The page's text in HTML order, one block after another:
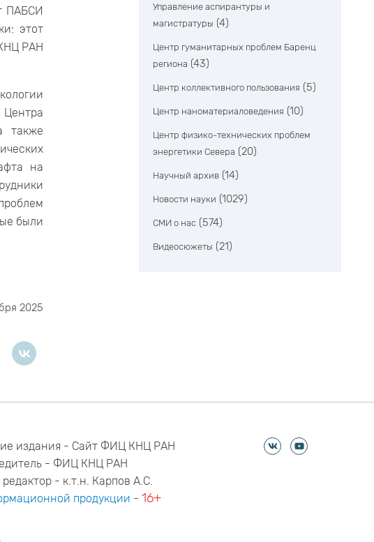
ПАБСИ
этот
РАН
также
на
были
2025
Управление аспирантуры и
магистратуры (4)
Центр гуманитарных проблем Баренц
региона (43)
Центр коллективного пользования (5)
Центр наноматериаловедения (10)
Центр физико-технических проблем
энергетики Севера (20)
Научный архив (14)
Новости науки (1029)
СМИ о нас (574)
Видеосюжеты (21)
издания - Сайт ФИЦ КНЦ РАН
- ФИЦ КНЦ РАН
- к.т.н. Карпов А.С.
продукции -16+